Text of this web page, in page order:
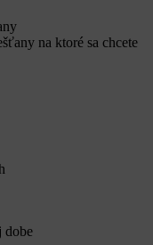
na ktoré sa chcete
dobe